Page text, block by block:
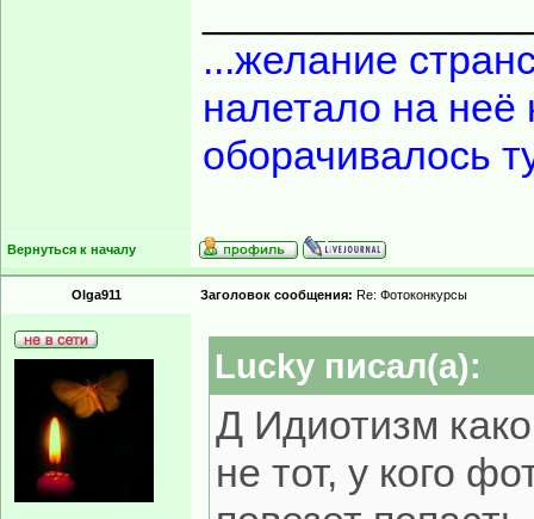
...желание
налетало на неё
оборачивалось
Вернуться к началу
Olga911 Заголовок сообщения: Re: Фотоконкурсы
Lucky писал(а):
Д Идиотизм
не тот, у кого